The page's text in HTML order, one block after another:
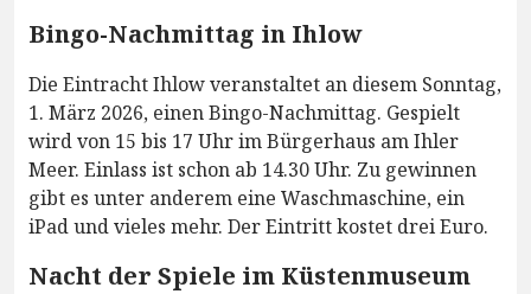
Bingo-Nachmittag in Ihlow
Die Eintracht Ihlow veranstaltet an diesem Sonntag,
1. März 2026, einen Bingo-Nachmittag. Gespielt
wird von 15 bis 17 Uhr im Bürgerhaus am Ihler
Meer. Einlass ist schon ab 14.30 Uhr. Zu gewinnen
gibt es unter anderem eine Waschmaschine, ein
iPad und vieles mehr. Der Eintritt kostet drei Euro.
Nacht der Spiele im Küstenmuseum